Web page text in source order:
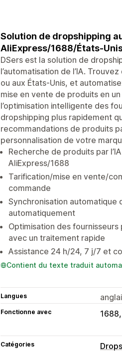
Solution de dropshipping
AliExpress/1688/États-
DSers est la solution de
l’automatisation de l’IA.
ou aux États-Unis, et
mise en vente de produits en
l’optimisation intelligente des
dropshipping plus rapidement
recommandations de produits
personnalisation de votre
Recherche de produits par
AliExpress/1688
Tarification/mise en vente/
commande
Synchronisation
automatiquement
Optimisation des
avec un traitement rapide
Assistance 24 h/24, 7 j/7 et
Contient du texte traduit
Langues
Fonctionne avec 1688
Catégories